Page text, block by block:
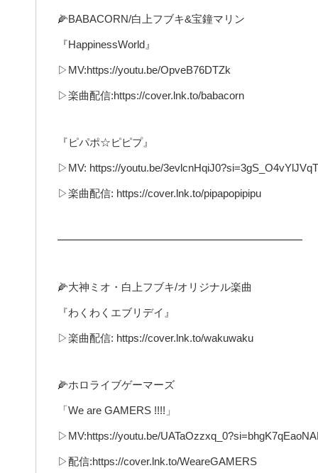
🌽BABACORN/白上フブキ&宝鐘マリン
『HappinessWorld』
▷MV:https://youtu.be/OpveB76DTZk
▷楽曲配信:https://cover.lnk.to/babacorn
『ピパポ☆ピピプ』
▷MV: https://youtu.be/
▷楽曲配信: https://cover.lnk.to/pipapopipipu
━━━━━━━━━━━━━━━━━━━━━━━
🌽大神ミオ・白上フブキ/オリジナル楽曲
『わくわくエブリデイ』
▷楽曲配信: https://cover.lnk.to/wakuwaku
🌽ホロライブゲーマーズ
「We are GAMERS !!!!」
▷MV:https://youtu.be/
▷配信:https://cover.lnk.to/WeareGAMERS